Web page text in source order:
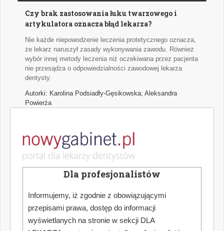
Czy brak zastosowania łuku twarzowego i
artykulatora oznacza błąd lekarza?
Nie każde niepowodzenie leczenia protetycznego oznacza,
że lekarz naruszył zasady wykonywania zawodu. Również
wybór innej metody leczenia niż oczekiwana przez pacjenta
nie przesądza o odpowiedzialności zawodowej lekarza
dentysty.
Autorki: Karolina Podsiadły-Gęsikowska; Aleksandra
Powierża
Przegląd doniesień stomatologicznych
Najważniejsze wątki najciekawszych naukowych publikacji
medycznych z zakresu stomatologii.
Autor: Hanna Puźyńska
Jak dokonać optymalnego wyboru urządzenia
do pracy w powiększeniu zabiegowym
Dla profesjonalistów
Informujemy, iż zgodnie z obowiązującymi
przepisami prawa, dostęp do informacji
wyświetlanych na stronie w sekcji DLA